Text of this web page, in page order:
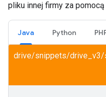
pliku innej firmy za
Java Python